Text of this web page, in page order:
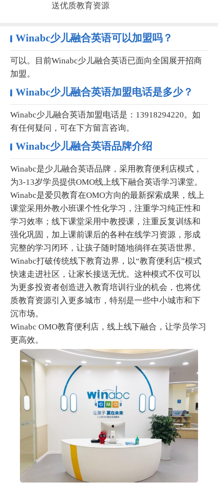
送优质教育资源
Winabc少儿融合英语可以加盟吗？
可以。目前Winabc少儿融合英语已面向全国展开招商
加盟。
Winabc少儿融合英语加盟电话是多少？
Winabc少儿融合英语加盟电话是：13918294220。如
有任何疑问，可在下方留言咨询。
Winabc少儿融合英语品牌介绍
Winabc是少儿融合英语品牌，采用教育便利店模式，
为3-13岁学员提供OMO线上线下融合英语学习课堂。
Winabc是爱贝教育在OMO方向的最新探索成果，线上
课堂采用外教小班课个性化学习，注重学习纯正性和
学习效率；线下课堂采用中教授课，注重反复训练和
强化巩固，加上课前课后的各种在线学习资源，形成
完整的学习闭环，让孩子随时随地徜徉在英语世界。
Winabc打破传统线下教育边界，以“教育便利店”模式
快速走进社区，让家长接送无忧。这种模式不仅可以
为更多投资者创造进入教育培训行业的机会，也将优
质教育资源引入更多城市，特别是一些中小城市和下
沉市场。
Winabc OMO教育便利店，线上线下融合，让学员学习
更高效。